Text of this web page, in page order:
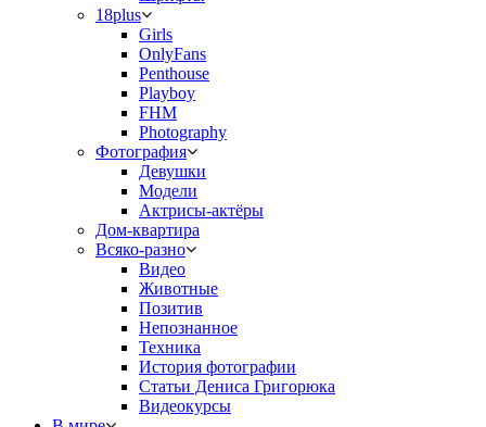
18plus
Girls
OnlyFans
Penthouse
Playboy
FHM
Photography
Фотография
Девушки
Модели
Актрисы-актёры
Дом-квартира
Всяко-разно
Видео
Животные
Позитив
Непознанное
Техника
История фотографии
Статьи Дениса Григорюка
Видеокурсы